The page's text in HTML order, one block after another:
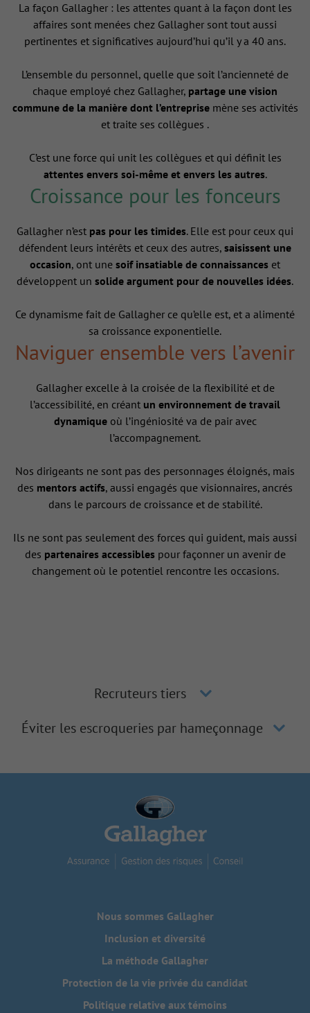
La façon Gallagher : les attentes quant à la façon dont les
affaires sont menées chez Gallagher sont tout aussi
pertinentes et significatives aujourd’hui qu’il y a 40 ans.
L’ensemble du personnel, quelle que soit l’ancienneté de
chaque employé chez Gallagher, partage une vision
commune de la manière dont l’entreprisemène ses activités
et traite ses collègues .
C’est une force qui unit les collègues et qui définit les
attentes envers soi-même et envers les autres.
Croissance pour les fonceurs
Gallagher n’est pas pour les timides. Elle est pour ceux qui
défendent leurs intérêts et ceux des autres, saisissent une
occasion, ont une soif insatiable de connaissances et
développent un solide argument pour de nouvelles idées.
Ce dynamisme fait de Gallagher ce qu’elle est, et a alimenté
sa croissance exponentielle.
Naviguer ensemble vers l’avenir
Gallagher excelle à la croisée de la flexibilité et de
l’accessibilité, en créant un environnement de travail
dynamique où l’ingéniosité va de pair avec
l’accompagnement.
Nos dirigeants ne sont pas des personnages éloignés, mais
des mentors actifs, aussi engagés que visionnaires, ancrés
dans le parcours de croissance et de stabilité.
Ils ne sont pas seulement des forces qui guident, mais aussi
des partenaires accessiblespour façonner un avenir de
changement où le potentiel rencontre les occasions.
Recruteurs tiers
Éviter les escroqueries par hameçonnage
Nous sommes Gallagher
Inclusion et diversité
La méthode Gallagher
Protection de la vie privée du candidat
Politique relative aux témoins